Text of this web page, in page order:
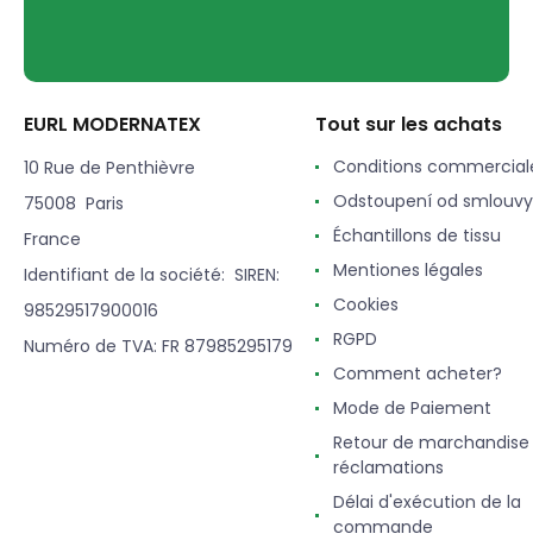
EURL MODERNATEX
10 Rue de Penthièvre
75008 Paris
France
Identifiant de la société: SIREN:
98529517900016
Numéro de TVA: FR 87985295179
Tout sur les achats
Conditions
Odstoupení od smlouvy
Échantillons de tissu
Mentiones légales
Cookies
RGPD
Comment acheter?
Mode de Paiement
Retour de
réclamations
Délai d'exécution de la
commande